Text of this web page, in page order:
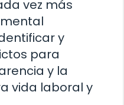
vez más
y
para
y la
vida laboral y